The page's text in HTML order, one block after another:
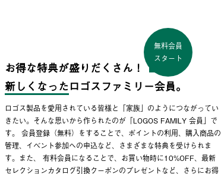
お得な特典が盛りだくさん！
無料会員
スタート
新しくなったロゴスファミリー会員。
ロゴス製品を愛用されている皆様と「家族」のようにつながってい
きたい。そんな思いから作られたのが「LOGOS FAMILY 会員」で
す。 会員登録（無料）をすることで、ポイントの利用、購入商品の
管理、イベント参加への申込など、さまざまな特典を受けられま
す。また、 有料会員になることで、お買い物時に10%OFF、最新
セレクションカタログ引換クーポンのプレゼントなど、さらにお得